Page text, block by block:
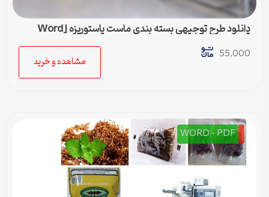
دانلود طرح توجیهی بسته بندی ماست پاستوریزه [Word
قابل ویرایش]
55,000
مشاهده و خرید
WORD - PDF